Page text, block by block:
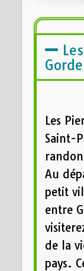
Les
Saint-
Au
petit
entre
de la
pays.